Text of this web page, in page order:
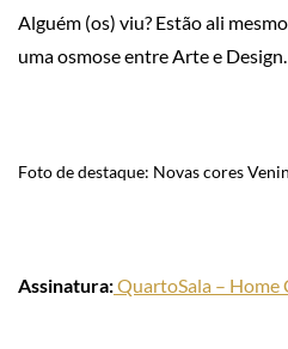
Alguém (os) viu? Estão ali
uma osmose entre Arte e Design.
Foto de destaque: Novas cores
Assinatura:QuartoSala – Home